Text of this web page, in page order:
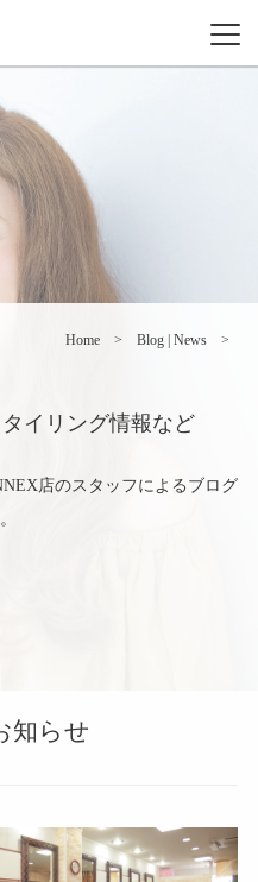
Home Blog | News
イリング情報など
店のスタッフによるブログ
知らせ